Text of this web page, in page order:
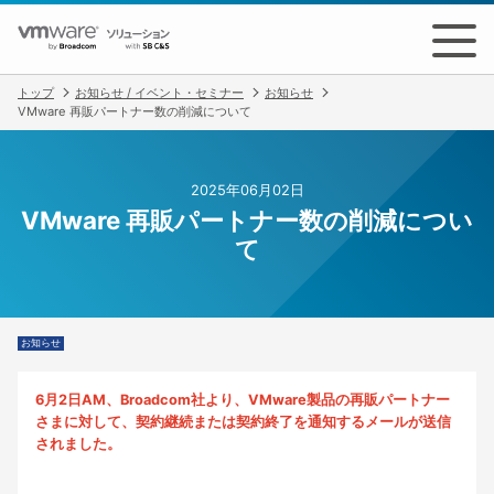
製品情報 お知らせ / イベント＆セミナー
トップ お知らせ / イベント・セミナー
お知らせ
VMware 再販パートナー数の削減について
2025年06月02日
VMware 再販パートナー数の削減につい
て
お知らせ
6月2日AM、Broadcom社より、VMware製品の再販パートナー
さまに対して、契約継続または契約終了を通知するメールが送信
されました。